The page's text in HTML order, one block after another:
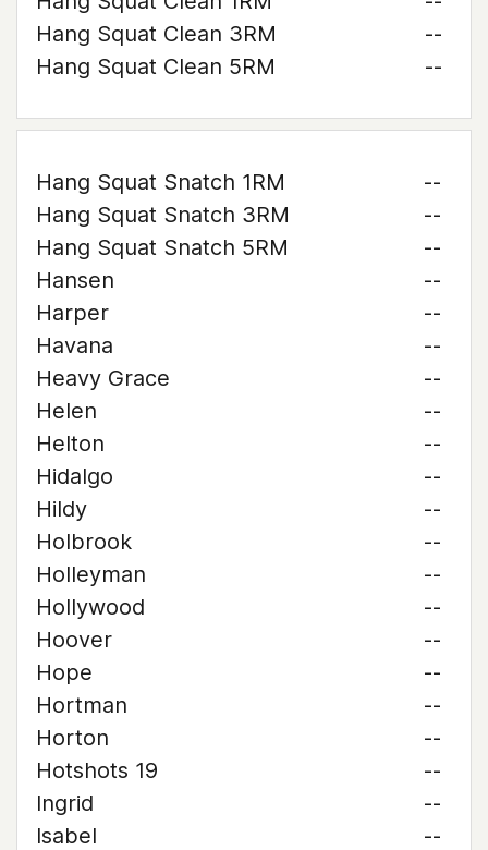
Hang Squat Clean 3RM
--
Hang Squat Clean 5RM
--
Hang Squat Snatch 1RM
--
Hang Squat Snatch 3RM
--
Hang Squat Snatch 5RM
--
Hansen
--
Harper
--
Havana
--
Heavy Grace
--
Helen
--
Helton
--
Hidalgo
--
Hildy
--
Holbrook
--
Holleyman
--
Hollywood
--
Hoover
--
Hope
--
Hortman
--
Horton
--
Hotshots 19
--
Ingrid
--
Isabel
--